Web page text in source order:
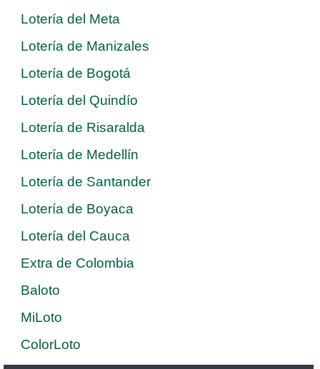
Lotería del Meta
Lotería de Manizales
Lotería de Bogotá
Lotería del Quindío
Lotería de Risaralda
Lotería de Medellín
Lotería de Santander
Lotería de Boyaca
Lotería del Cauca
Extra de Colombia
Baloto
MiLoto
ColorLoto